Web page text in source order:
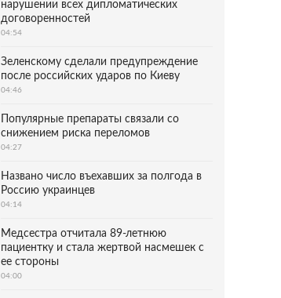
нарушении всех дипломатических
договоренностей
04:54
Зеленскому сделали предупреждение
после российских ударов по Киеву
04:46
Популярные препараты связали со
снижением риска переломов
04:27
Названо число въехавших за полгода в
Россию украинцев
04:14
Медсестра отчитала 89-летнюю
пациентку и стала жертвой насмешек с
ее стороны
04:00